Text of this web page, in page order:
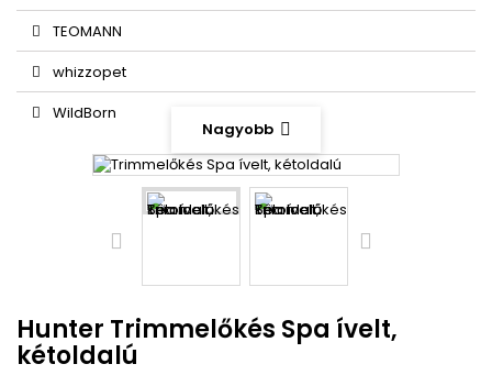
TEOMANN
whizzopet
WildBorn
Nagyobb
Hunter Trimmelőkés Spa ívelt,
kétoldalú